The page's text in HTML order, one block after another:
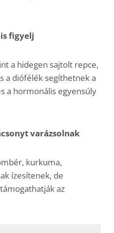
figyelj
a hidegen sajtolt repce,
a diófélék segíthetnek a
a hormonális egyensúly
varázsolnak
kurkuma,
ízesítenek, de
az